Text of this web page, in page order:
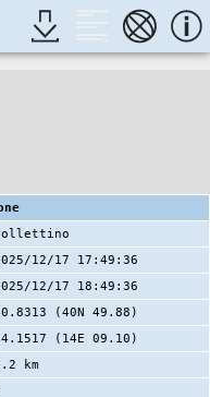
12/17 17:49:36
12/17 18:49:36
(40N 49.88)
(14E 09.10)
km